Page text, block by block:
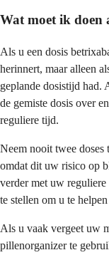
Wat moet ik doen
Als u een dosis
herinnert, maar alleen
geplande dosistijd had.
de gemiste dosis over
reguliere tijd.
Neem nooit twee doses
omdat dit uw risico op
verder met uw reguliere
te stellen om u te
Als u vaak vergeet uw
pillenorganizer te